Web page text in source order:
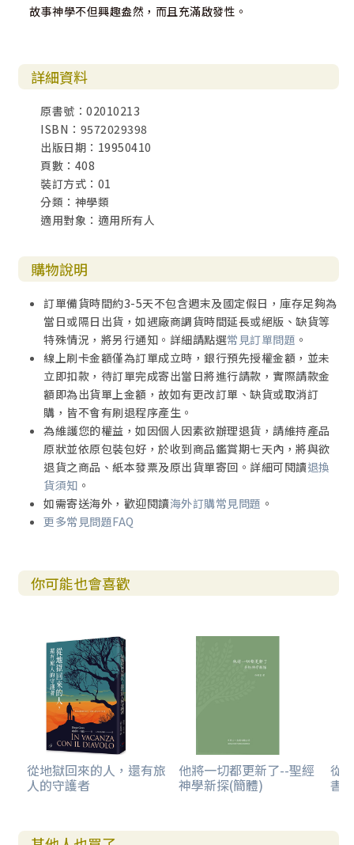
故事神學不但興趣盎然，而且充滿啟發性。
詳細資料
原書號：02010213
ISBN：9572029398
出版日期：19950410
頁數：408
裝訂方式：01
分類：神學類
適用對象：適用所有人
購物說明
訂單備貨時間約3-5天不包含週末及國定假日，庫存足夠為
當日或隔日出貨，如遇廠商調貨時間延長或絕版、缺貨等
特殊情況，將另行通知。詳細請點選常見訂單問題 。
線上刷卡金額僅為訂單成立時，銀行預先授權金額，並未
立即扣款，待訂單完成寄出當日將進行請款，實際請款金
額即為出貨單上金額，故如有更改訂單、缺貨或取消訂
購，皆不會有刷退程序產生。
為維護您的權益，如因個人因素欲辦理退貨，請維持產品
原狀並依原包裝包好，於收到商品鑑賞期七天內，將與欲
退貨之商品、紙本發票及原出貨單寄回。詳細可閱讀退換
貨須知 。
如需寄送海外，歡迎閱讀海外訂購常見問題 。
更多常見問題FAQ
你可能也會喜歡
從地獄回來的人，還有旅
人的守護者
他將一切都更新了--聖經
神學新探(簡體)
從
書